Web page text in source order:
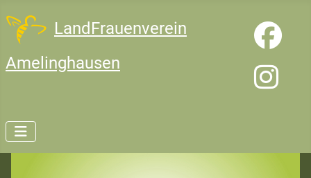
LandFrauenverein
Amelinghausen